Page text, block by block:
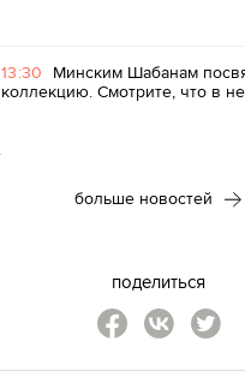
13:30 Минским Шабанам
коллекцию. Смотрите, что в
больше новостей
поделиться